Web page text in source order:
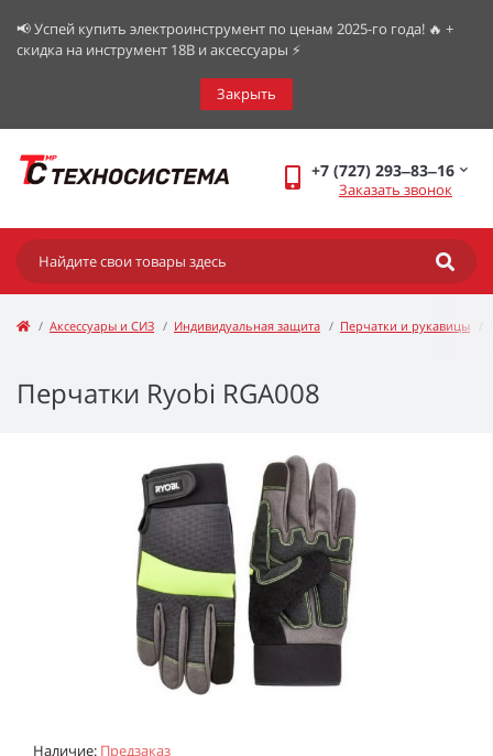
📢 Успей купить электроинструмент по ценам 2025-го года! 🔥 +
скидка на инструмент 18В и аксессуары ⚡️
Закрыть
+7 (727) 293‒83‒16
Заказать звонок
Аксессуары и СИЗ Индивидуальная защита Перчатки и рукавицы
Перчатки Ryobi RGA008
Наличие: Предзаказ